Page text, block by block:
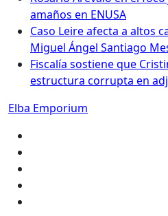
amaños en ENUSA
Caso Leire afecta a altos
Miguel Ángel Santiago
Fiscalía sostiene que
estructura corrupta en
Elba Emporium